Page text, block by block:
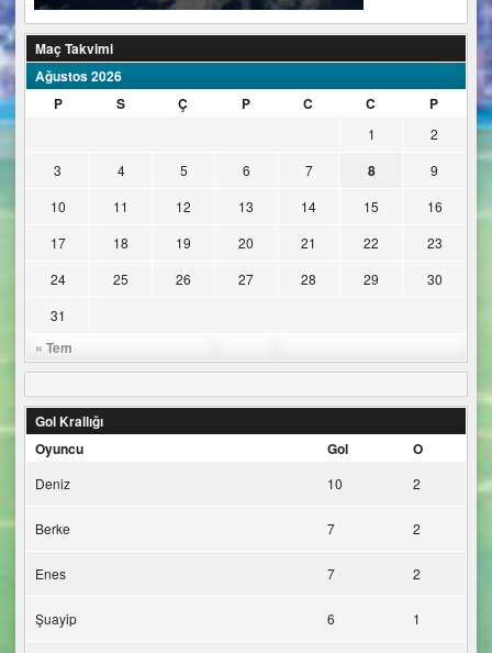
Maç Takvimi
Ağustos 2026
P
S Ç P C C P
« Tem
1
2
3
4 5 6 7 8
9
10
11 12 13 14 15
16
17
18 19 20 21 22
23
24
25 26 27 28 29
30
31
Gol Krallığı
Oyuncu
Gol O
Deniz 10 2
Berke 7 2
Enes 7 2
Şuayip 6 1